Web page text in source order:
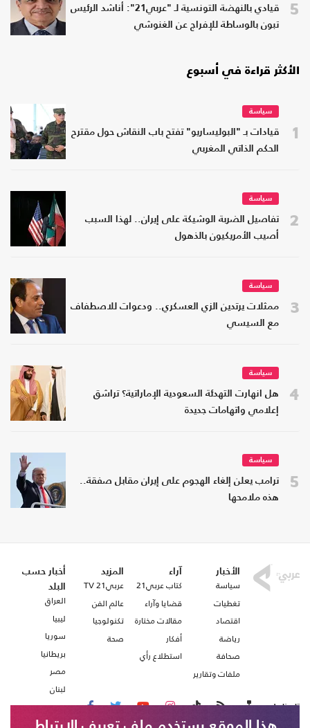
5
قيادي بالنهضة التونسية لـ "عربي21": أناشد الرئيس
تبون بالوساطة للإفراج عن الغنوشي
الأكثر قراءة في أسبوع
1
سياسة
قيادات بـ "البوليساريو" تفتح باب النقاش حول مقترح
الحكم الذاتي المغربي
2
سياسة
تفاصيل الضربة الوشيكة على إيران.. لهذا السبب
أصيب الأمريكيون بالذهول
3
سياسة
ممثلات يرتدين الزي العسكري.. ودعوات للاصطفاف
مع السيسي
4
سياسة
هل انهارت التهدئة السعودية الإماراتية؟ تراشق
إعلامي واتهامات جديدة
5
سياسة
ترامب يعلن إلغاء الهجوم على إيران مقابل صفقة..
هذه ملامحها
الأخبار
سياسة
تغطيات
اقتصاد
رياضة
صحافة
ملفات وتقارير
آراء
كتاب عربي21
قضايا وآراء
مقالات مختارة
أفكار
استطلاع رأي
المزيد
عربي21 TV
عالم الفن
تكنولوجيا
صحة
أخبار حسب
البلد
العراق
ليبيا
سوريا
بريطانيا
مصر
لبنان
تابعنا على